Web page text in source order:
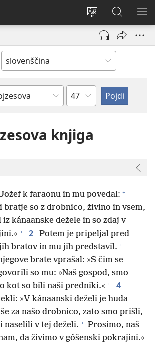
Spremeni
jezik
spletnega
mesta
Prijava
(odpre
okno)
Iskanje
po
JW.ORG
Poglavje
knjiga
k faraonu in mu povedal: +
bratje so z drobnico, živino in vsem,
kánaanske dežele in so zdaj v
+ 2
Potem je pripeljal pred
bratov in mu jih predstavil. +
brate vprašal: »S čim se
so mu: »Naš gospod, smo
kot so bili naši predniki.« + 4
»V kánaanski deželi je huda
za našo drobnico, zato smo prišli,
naselili v tej deželi. + Prosimo, naš
da živimo v góšenski pokrajini.«